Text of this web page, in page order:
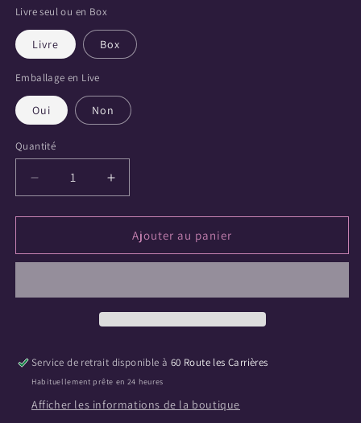
Livre seul ou en Box
Livre Box
Emballage en Live
Oui Non
Quantité
Quantité
Réduire
la
quantité
Le
nos
2
Augmenter
la
quantité
Le
nos
2
Ajouter au panier
Service de retrait disponible à 60 Route les Carrières
Habituellement prête en 24 heures
Afficher les informations de la boutique